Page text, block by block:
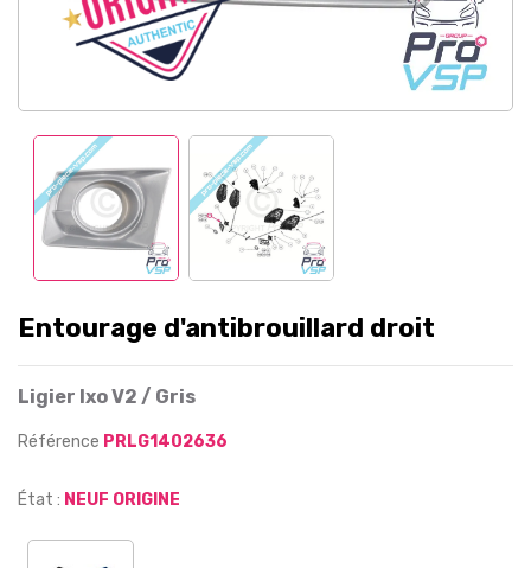
Entourage d'antibrouillard droit
Ligier Ixo V2 / Gris
Référence PRLG1402636
État : NEUF ORIGINE